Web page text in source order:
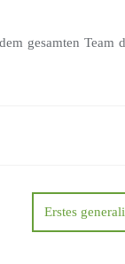
gesamten Team
Erstes